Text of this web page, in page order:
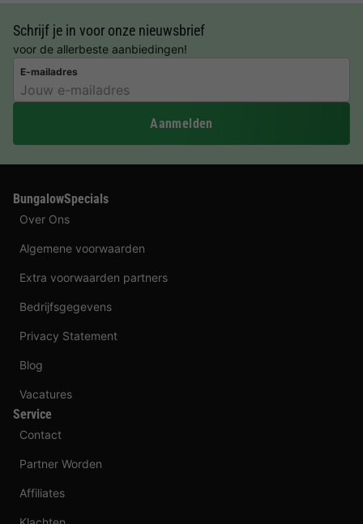
Schrijf je in voor onze nieuwsbrief
voor de allerbeste aanbiedingen!
E-mailadres
Aanmelden
BungalowSpecials
Over Ons
Algemene voorwaarden
Extra voorwaarden partners
Bedrijfsgegevens
Privacy Statement
Blog
Vacatures
Service
Contact
Partner Worden
Affiliates